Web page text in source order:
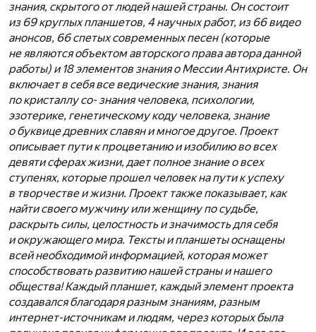
знания, скрытого от людей нашей страны. Он состоит
из 69 круглых планшетов, 4 научных работ, из 66 видео
анонсов, 66 спетых современных песен (которые
не являются объектом авторского права автора данной
работы) и 18 элементов знания о Мессии Антихристе. Он
включает в себя все ведические знания, знания
по кристаллу со- знания человека, психологии,
эзотерике, генетическому коду человека, знание
о буквице древних славян и многое другое. Проект
описывает пути к процветанию и изобилию во всех
девяти сферах жизни, дает полное знание о всех
ступенях, которые прошел человек на пути к успеху
в творчестве и жизни. Проект также показывает, как
найти своего мужчину или женщину по судьбе,
раскрыть силы, целостность и значимость для себя
и окружающего мира. Тексты и планшеты оснащены
всей необходимой информацией, которая может
способствовать развитию нашей страны и нашего
общества! Каждый планшет, каждый элемент проекта
создавался благодаря разным знаниям, разным
интернет-источникам и людям, через которых была